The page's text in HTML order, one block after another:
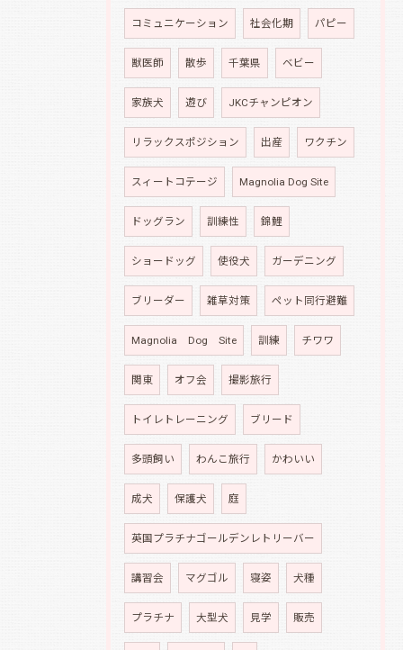
コミュニケーション 社会化期 パピー
獣医師 散歩 千葉県 ベビー
家族犬 遊び JKCチャンピオン
リラックスポジション 出産 ワクチン
スィートコテージ Magnolia Dog Site
ドッグラン 訓練性 錦鯉
ショードッグ 使役犬 ガーデニング
ブリーダー 雑草対策 ペット同行避難
Magnolia Dog Site 訓練 チワワ
関東 オフ会 撮影旅行
トイレトレーニング ブリード
多頭飼い わんこ旅行 かわいい
成犬 保護犬 庭
英国プラチナゴールデンレトリーバー
講習会 マグゴル 寝姿 犬種
プラチナ 大型犬 見学 販売